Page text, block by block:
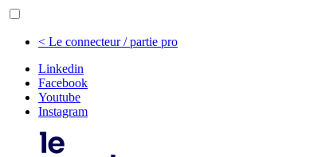
< Le connecteur / partie pro
Linkedin
Facebook
Youtube
Instagram